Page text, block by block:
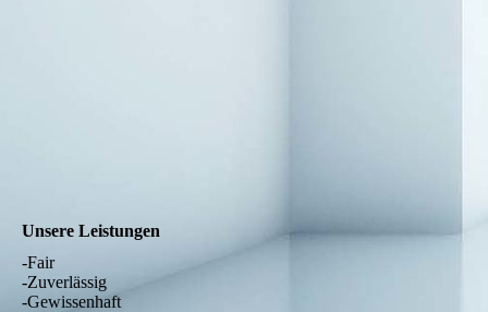
Unsere Leistungen
-Fair
-Zuverlässig
-Gewissenhaft